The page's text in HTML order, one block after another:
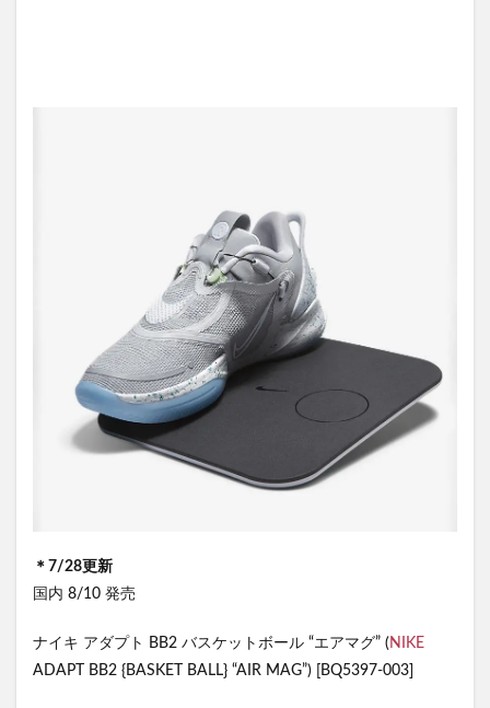
＊7/28更新
国内 8/10 発売
ナイキ アダプト BB2 バスケットボール “エアマグ” ( NIKE
ADAPT BB2 {BASKET BALL} “AIR MAG”) [BQ5397-003]